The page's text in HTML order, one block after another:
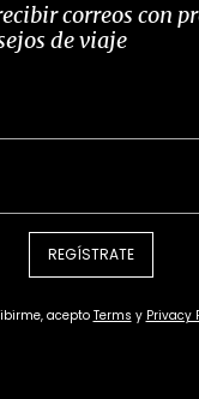
correos con
de viaje
REGÍSTRATE
aceptoTerms y Privacy